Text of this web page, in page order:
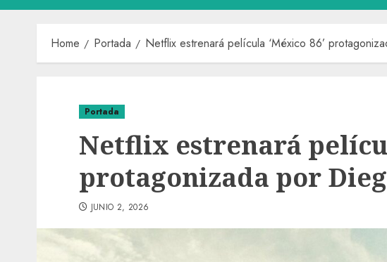
Home Portada Netflix estrenará película ‘México 86’
Portada
Netflix estrenará
protagonizada por
JUNIO 2, 2026